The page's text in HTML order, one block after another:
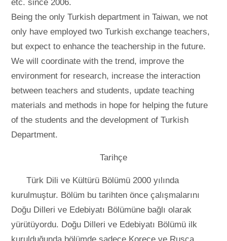
etc. since 2006.
Being the only Turkish department in Taiwan, we not
only have employed two Turkish exchange teachers,
but expect to enhance the teachership in the future.
We will coordinate with the trend, improve the
environment for research, increase the interaction
between teachers and students, update teaching
materials and methods in hope for helping the future
of the students and the development of Turkish
Department.
Tarihçe
Türk Dili ve Kültürü Bölümü 2000 yılında
kurulmuştur. Bölüm bu tarihten önce çalışmalarını
Doğu Dilleri ve Edebiyatı Bölümüne bağlı olarak
yürütüyordu. Doğu Dilleri ve Edebiyatı Bölümü ilk